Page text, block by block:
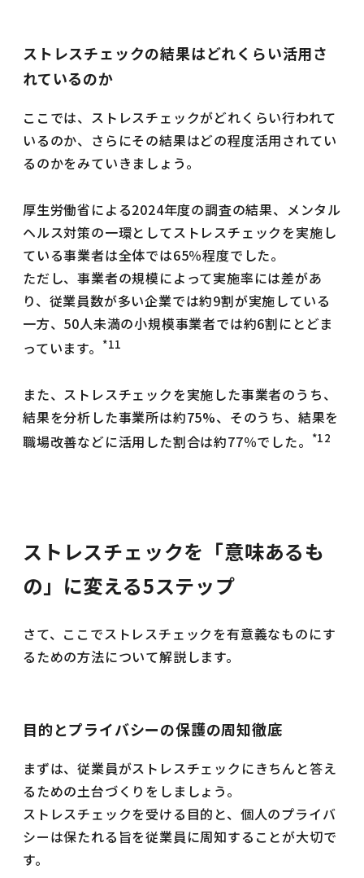
ストレスチェックの結果はどれくらい活用さ
れているのか
ここでは、ストレスチェックがどれくらい行われて
いるのか、さらにその結果はどの程度活用されてい
るのかをみていきましょう。
厚生労働省による2024年度の調査の結果、メンタル
ヘルス対策の一環としてストレスチェックを実施し
ている事業者は全体では65％程度でした。
ただし、事業者の規模によって実施率には差があ
り、従業員数が多い企業では約9割が実施している
一方、50人未満の小規模事業者では約6割にとどま
っています。
*11
また、ストレスチェックを実施した事業者のうち、
結果を分析した事業所は約75%、そのうち、結果を
職場改善などに活用した割合は約77％でした。
*12
ストレスチェックを「意味あるも
の」に変える5ステップ
さて、ここでストレスチェックを有意義なものにす
るための方法について解説します。
目的とプライバシーの保護の周知徹底
まずは、従業員がストレスチェックにきちんと答え
るための土台づくりをしましょう。
ストレスチェックを受ける目的と、個人のプライバ
シーは保たれる旨を従業員に周知することが大切で
す。